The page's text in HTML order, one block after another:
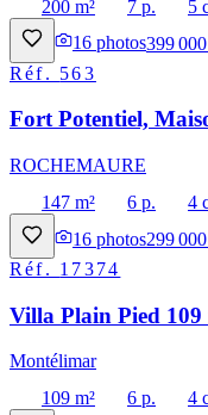
200 m²
7 p. 5
16 photos399
Réf. 563
Fort Potentiel,
ROCHEMAURE
147 m²
6 p. 4
16 photos299
Réf. 17374
Villa Plain Pied 109
Montélimar
109 m²
6 p. 4